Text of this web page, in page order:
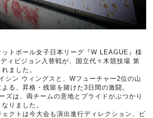
トボール女子日本リーグ『W LEAGUE』様
ィビジョン入替戦が、国立代々木競技場 第
ました。
シン ウィングスと、Wフューチャー2位の山
る、昇格・残留を賭けた3日間の激闘。
ズは、両チームの意地とプライドがぶつかり
りました。
クトは今大会も演出進行ディレクション、ビ